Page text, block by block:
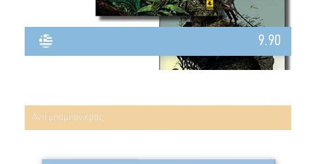
9.90
Αντί μπομπονιέρας